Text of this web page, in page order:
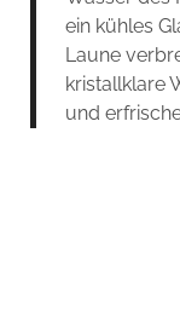
ein kühles
Laune
kristallklare
und